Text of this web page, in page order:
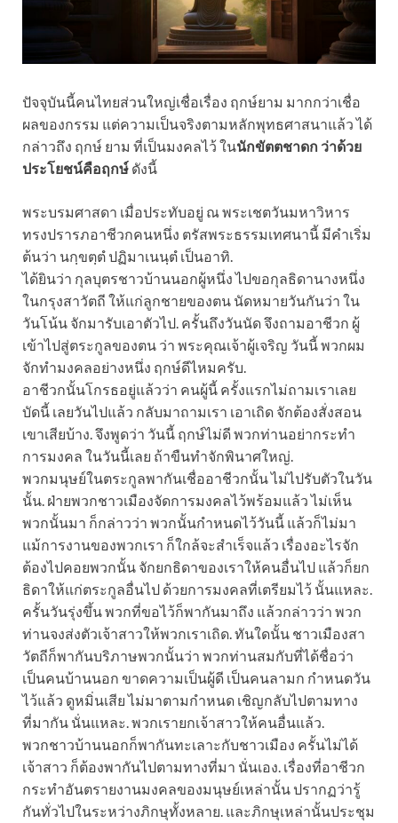
ปัจจุบันนี้คนไทยส่วนใหญ่เชื่อเรื่อง ฤกษ์ยาม มากกว่าเชื่อ
ผลของกรรม แต่ความเป็นจริงตามหลักพุทธศาสนาแล้ว ได้
กล่าวถึง ฤกษ์ ยาม ที่เป็นมงคลไว้ ในนักขัตตชาดก ว่าด้วย
ประโยชน์คือฤกษ์ ดังนี้
พระบรมศาสดา เมื่อประทับอยู่ ณ พระเชตวันมหาวิหาร
ทรงปรารภอาชีวกคนหนึ่ง ตรัสพระธรรมเทศนานี้ มีคำเริ่ม
ต้นว่า นกฺขตฺตํ ปฏิมาเนนฺตํ เป็นอาทิ.
ได้ยินว่า กุลบุตรชาวบ้านนอกผู้หนึ่ง ไปขอกุลธิดานางหนึ่ง
ในกรุงสาวัตถี ให้แก่ลูกชายของตน นัดหมายวันกันว่า ใน
วันโน้น จักมารับเอาตัวไป. ครั้นถึงวันนัด จึงถามอาชีวก ผู้
เข้าไปสู่ตระกูลของตน ว่า พระคุณเจ้าผู้เจริญ วันนี้ พวกผม
จักทำมงคลอย่างหนึ่ง ฤกษ์ดีไหมครับ.
อาชีวกนั้นโกรธอยู่แล้วว่า คนผู้นี้ ครั้งแรกไม่ถามเราเลย
บัดนี้ เลยวันไปแล้ว กลับมาถามเรา เอาเถิด จักต้องสั่งสอน
เขาเสียบ้าง. จึงพูดว่า วันนี้ ฤกษ์ไม่ดี พวกท่านอย่ากระทำ
การมงคล ในวันนี้เลย ถ้าขืนทำจักพินาศใหญ่.
พวกมนุษย์ในตระกูลพากันเชื่ออาชีวกนั้น ไม่ไปรับตัวในวัน
นั้น. ฝ่ายพวกชาวเมืองจัดการมงคลไว้พร้อมแล้ว ไม่เห็น
พวกนั้นมา ก็กล่าวว่า พวกนั้นกำหนดไว้วันนี้ แล้วก็ไม่มา
แม้การงานของพวกเรา ก็ใกล้จะสำเร็จแล้ว เรื่องอะไรจัก
ต้องไปคอยพวกนั้น จักยกธิดาของเราให้คนอื่นไป แล้วก็ยก
ธิดาให้แก่ตระกูลอื่นไป ด้วยการมงคลที่เตรียมไว้ นั้นแหละ.
ครั้นวันรุ่งขึ้น พวกที่ขอไว้ก็พากันมาถึง แล้วกล่าวว่า พวก
ท่านจงส่งตัวเจ้าสาวให้พวกเราเถิด. ทันใดนั้น ชาวเมืองสา
วัตถีก็พากันบริภาษพวกนั้นว่า พวกท่านสมกับที่ได้ชื่อว่า
เป็นคนบ้านนอก ขาดความเป็นผู้ดี เป็นคนลามก กำหนดวัน
ไว้แล้ว ดูหมิ่นเสีย ไม่มาตามกำหนด เชิญกลับไปตามทาง
ที่มากัน นั่นแหละ. พวกเรายกเจ้าสาวให้คนอื่นแล้ว.
พวกชาวบ้านนอกก็พากันทะเลาะกับชาวเมือง ครั้นไม่ได้
เจ้าสาว ก็ต้องพากันไปตามทางที่มา นั่นเอง. เรื่องที่อาชีวก
กระทำอันตรายงานมงคลของมนุษย์เหล่านั้น ปรากฏว่ารู้
กันทั่วไปในระหว่างภิกษุทั้งหลาย. และภิกษุเหล่านั้นประชุม